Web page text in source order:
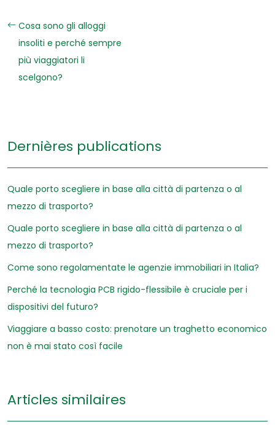
Cosa sono gli alloggi
insoliti e perché sempre
più viaggiatori li
scelgono?
Dernières publications
Quale porto scegliere in base alla città di partenza o al
mezzo di trasporto?
Quale porto scegliere in base alla città di partenza o al
mezzo di trasporto?
Come sono regolamentate le agenzie immobiliari in Italia?
Perché la tecnologia PCB rigido-flessibile è cruciale per i
dispositivi del futuro?
Viaggiare a basso costo: prenotare un traghetto economico
non è mai stato così facile
Articles similaires